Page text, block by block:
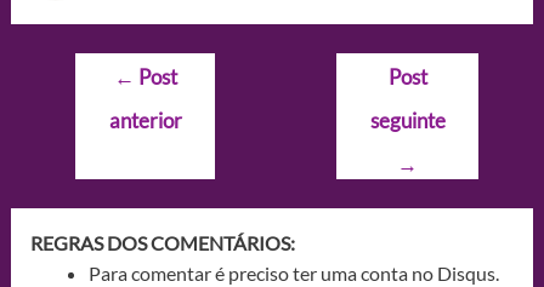
Navegação
Post
← Post
anterior
Post
seguinte
→
REGRAS DOS COMENTÁRIOS:
Para comentar é preciso ter uma conta no Disqus.